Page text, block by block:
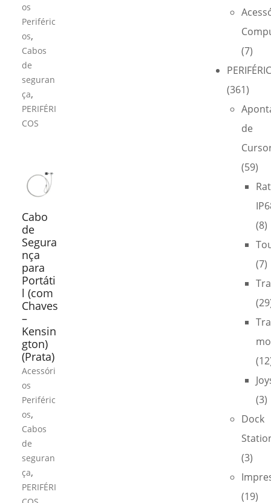
os
Periféric
os,
Cabos
de
seguran
ça,
PERIFÉRI
COS
Cabo
de
Segura
nça
para
Portáti
l (com
Chaves
–
Kensin
gton)
(Prata)
Acessóri
os
Periféric
os,
Cabos
de
seguran
ça,
PERIFÉRI
(7)
(361)
de
(59)
(8)
(7)
(3)
Dock
(3)
(19)